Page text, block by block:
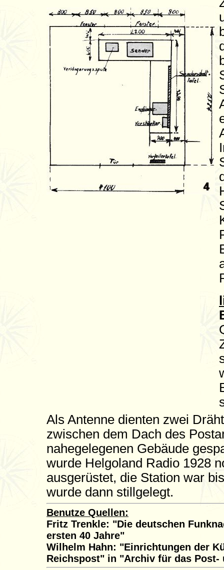
Als Antenne dienten zwei
zwischen dem Dach des
nahegelegenen Gebäude
wurde Helgoland Radio 1928
ausgerüstet, die Station war
wurde dann stillgelegt.
Benutze Quellen:
Fritz Trenkle: "Die deutschen
ersten 40 Jahre"
Wilhelm Hahn: "Einrichtungen der
Reichspost" in "Archiv für das Post-